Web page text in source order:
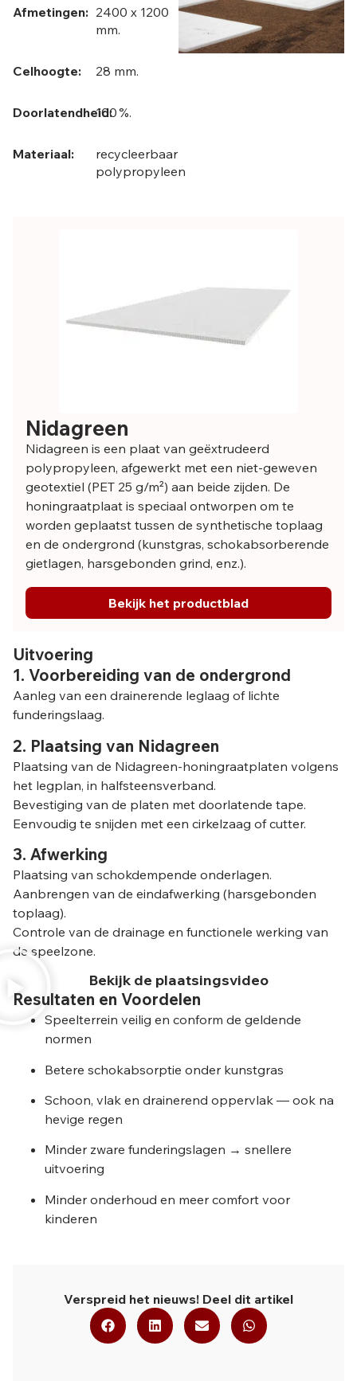
Afmetingen: 2400 x 1200
mm.
Celhoogte: 28 mm.
Doorlatendheid:100 %.
Materiaal:
recycleerbaar
polypropyleen
Nidagreen
Nidagreen is een plaat van geëxtrudeerd
polypropyleen, afgewerkt met een niet-geweven
geotextiel (PET 25 g/m²) aan beide zijden. De
honingraatplaat is speciaal ontworpen om te
worden geplaatst tussen de synthetische toplaag
en de ondergrond (kunstgras, schokabsorberende
gietlagen, harsgebonden grind, enz.).
Bekijk het productblad
Uitvoering
1. Voorbereiding van de ondergrond
Aanleg van een drainerende leglaag of lichte
funderingslaag.
2. Plaatsing van Nidagreen
Plaatsing van de Nidagreen-honingraatplaten volgens
het legplan, in halfsteensverband.
Bevestiging van de platen met doorlatende tape.
Eenvoudig te snijden met een cirkelzaag of cutter.
3. Afwerking
Plaatsing van schokdempende onderlagen.
Aanbrengen van de eindafwerking (harsgebonden
toplaag).
Controle van de drainage en functionele werking van
de speelzone.
Bekijk de plaatsingsvideo
Resultaten en Voordelen
Speelterrein veilig en conform de geldende
normen
Betere schokabsorptie onder kunstgras
Schoon, vlak en drainerend oppervlak — ook na
hevige regen
Minder zware funderingslagen → snellere
uitvoering
Minder onderhoud en meer comfort voor
kinderen
Verspreid het nieuws! Deel dit artikel